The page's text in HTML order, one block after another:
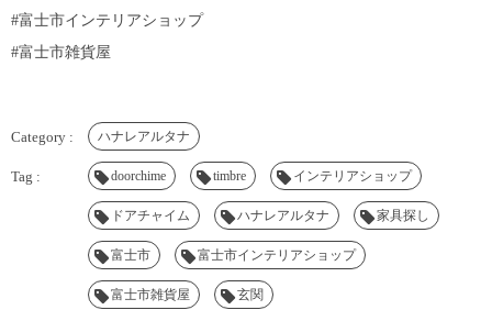
#富士市インテリアショップ
#富士市雑貨屋
ハナレアルタナ
doorchime timbre インテリアショップ
ドアチャイム ハナレアルタナ 家具探し
富士市 富士市インテリアショップ
富士市雑貨屋 玄関